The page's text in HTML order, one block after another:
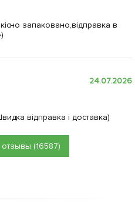
запаковано,відправка в
24.07.2026
відправка і доставка)
(16587)